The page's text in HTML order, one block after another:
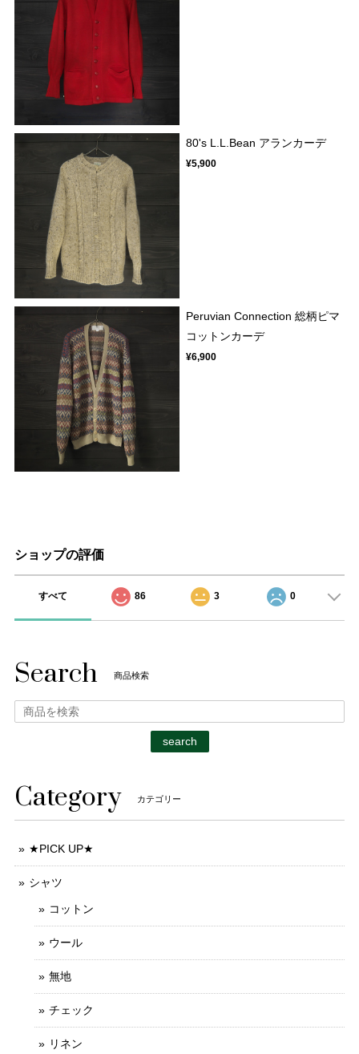
80's L.L.Bean アランカーデ
¥5,900
Peruvian Connection 総柄ピマ
コットンカーデ
¥6,900
ショップの評価
すべて 86 3 0
Search 商品検索
search
Category カテゴリー
★PICK UP★
シャツ
コットン
ウール
無地
チェック
リネン